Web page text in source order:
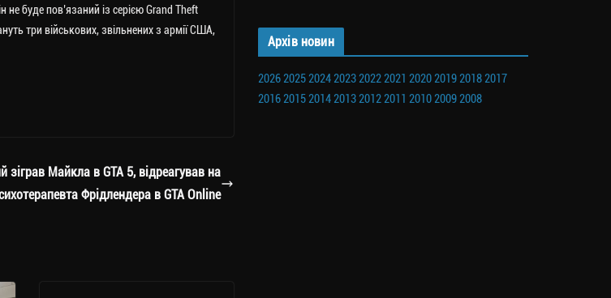
буде пов’язаний із серією Grand Theft
три військових, звільнених з армії США,
зіграв Майкла в GTA 5, відреагував на
Фрідлендера в GTA Online
Архів новин
202620252024202320222021 2020201920182017
201620152014201320122011 201020092008